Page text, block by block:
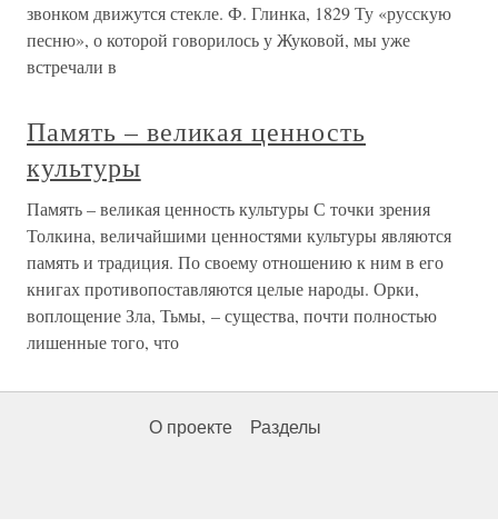
звонком движутся стекле. Ф. Глинка, 1829 Ту «русскую
песню», о которой говорилось у Жуковой, мы уже
встречали в
Память – великая ценность
культуры
Память – великая ценность культуры С точки зрения
Толкина, величайшими ценностями культуры являются
память и традиция. По своему отношению к ним в его
книгах противопоставляются целые народы. Орки,
воплощение Зла, Тьмы, – существа, почти полностью
лишенные того, что
О проекте Разделы